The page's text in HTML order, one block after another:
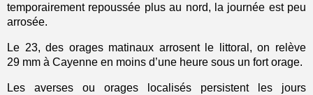
temporairement repoussée plus au nord, la journée est peu
arrosée.
Le 23, des orages matinaux arrosent le littoral, on relève
29 mm à Cayenne en moins d’une heure sous un fort orage.
Les averses ou orages localisés persistent les jours